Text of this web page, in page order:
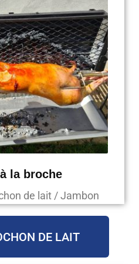
la broche
de lait / Jambon
DE LAIT